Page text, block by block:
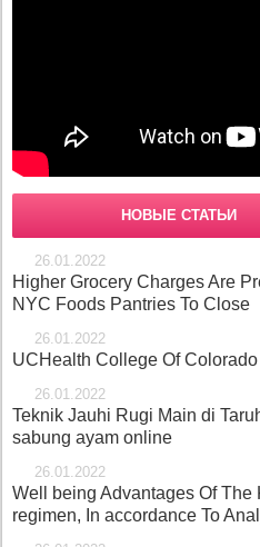
НОВЫЕ СТАТЬИ
26.01.2022
Higher Grocery Charges Are
NYC Foods Pantries To Close
26.01.2022
UCHealth College Of Colorado
26.01.2022
Teknik Jauhi Rugi Main di
sabung ayam online
26.01.2022
Well being Advantages Of The
regimen, In accordance To